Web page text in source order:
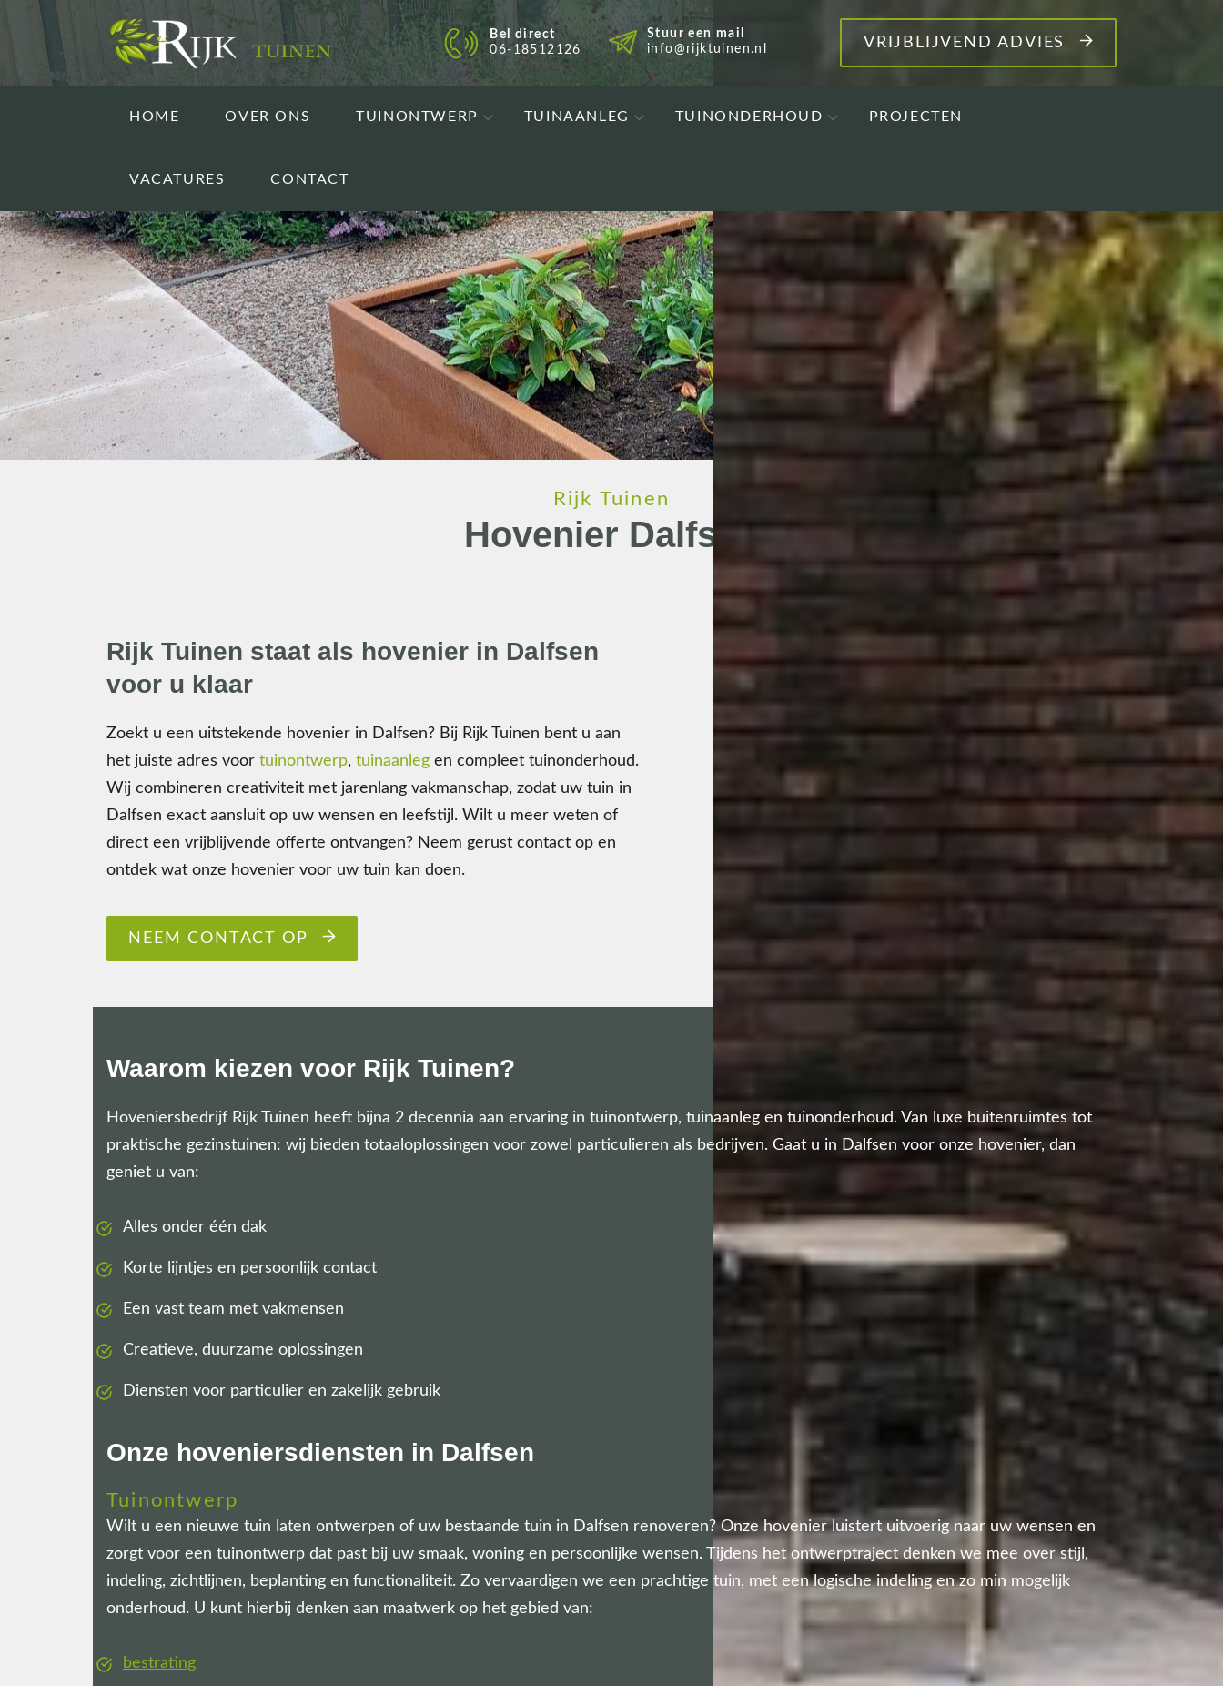
Bel direct
06-18512126
Stuur een mail
info@rijktuinen.nl
VRIJBLIJVEND ADVIES
HOME OVER ONS TUINONTWERP TUINAANLEG TUINONDERHOUD PROJECTEN
VACATURES CONTACT
Rijk Tuinen
Hovenier Dalfsen
Rijk Tuinen staat als hovenier in Dalfsen
voor u klaar
Zoekt u een uitstekende hovenier in Dalfsen? Bij Rijk Tuinen bent u aan
het juiste adres voor tuinontwerp, tuinaanleg en compleet tuinonderhoud.
Wij combineren creativiteit met jarenlang vakmanschap, zodat uw tuin in
Dalfsen exact aansluit op uw wensen en leefstijl. Wilt u meer weten of
direct een vrijblijvende offerte ontvangen? Neem gerust contact op en
ontdek wat onze hovenier voor uw tuin kan doen.
NEEM CONTACT OP
Waarom kiezen voor Rijk Tuinen?
Hoveniersbedrijf Rijk Tuinen heeft bijna 2 decennia aan ervaring in tuinontwerp, tuinaanleg en tuinonderhoud. Van luxe buitenruimtes tot
praktische gezinstuinen: wij bieden totaaloplossingen voor zowel particulieren als bedrijven. Gaat u in Dalfsen voor onze hovenier, dan
geniet u van:
Alles onder één dak
Korte lijntjes en persoonlijk contact
Een vast team met vakmensen
Creatieve, duurzame oplossingen
Diensten voor particulier en zakelijk gebruik
Onze hoveniersdiensten in Dalfsen
Tuinontwerp
Wilt u een nieuwe tuin laten ontwerpen of uw bestaande tuin in Dalfsen renoveren? Onze hovenier luistert uitvoerig naar uw wensen en
zorgt voor een tuinontwerp dat past bij uw smaak, woning en persoonlijke wensen. Tijdens het ontwerptraject denken we mee over stijl,
indeling, zichtlijnen, beplanting en functionaliteit. Zo vervaardigen we een prachtige tuin, met een logische indeling en zo min mogelijk
onderhoud. U kunt hierbij denken aan maatwerk op het gebied van:
bestrating